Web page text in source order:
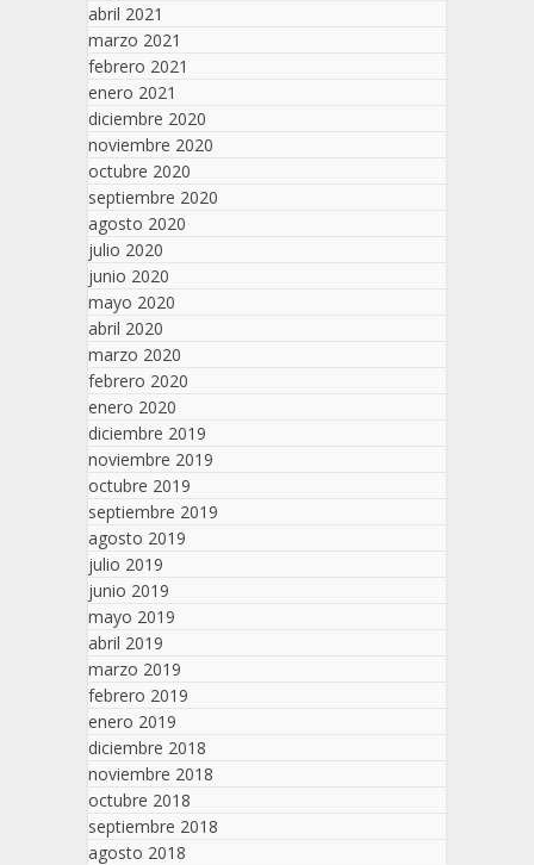
abril 2021
marzo 2021
febrero 2021
enero 2021
diciembre 2020
noviembre 2020
octubre 2020
septiembre 2020
agosto 2020
julio 2020
junio 2020
mayo 2020
abril 2020
marzo 2020
febrero 2020
enero 2020
diciembre 2019
noviembre 2019
octubre 2019
septiembre 2019
agosto 2019
julio 2019
junio 2019
mayo 2019
abril 2019
marzo 2019
febrero 2019
enero 2019
diciembre 2018
noviembre 2018
octubre 2018
septiembre 2018
agosto 2018